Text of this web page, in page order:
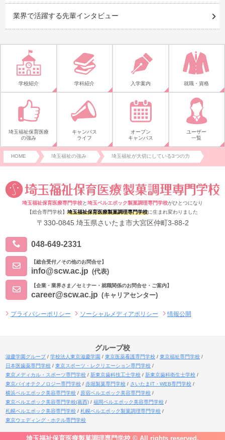
業界で活躍する先輩インタビュー
学校紹介 学科紹介 入学案内 就職・資格
埼玉福祉保育医療
の強み
キャンパス
ライフ
オープン
キャンパス
ユーザー
一覧
HOME 埼玉福祉の強み 埼玉福祉が大切にしている3つの力
埼玉福祉保育医療専門学校と埼玉ベルエポック製菓調理専門学校がひとつになり
【総合専門学校】 埼玉福祉保育医療製菓調理専門学校に生まれ変わりました
〒330-0845 埼玉県さいたま市大宮区仲町3-88-2
048-649-2331
【総合受付／その他のお問合せ】
info@scw.ac.jp (代表)
【企業・業界さま／セミナー・就職関係のお問合せ・ご案内】
career@scw.ac.jp (キャリアセンター)
プライバシーポリシー ソーシャルメディアポリシー 情報公開
グループ校
滋慶学園グループ 学校法人東京滋慶学園 東京医薬看護専門学校
東京福祉専門学校
日本医歯薬専門学校
東京スポーツ・レクリエーション専門学校
東京メディカル・スポーツ専門学校
新東京歯科技工士学校
新東京歯科衛生士学校
東京バイオテクノロジー専門学校
赤堀製菓専門学校
さいたまIT・WEB専門学校
横浜ベルエポック美容専門学校
原宿ベルエポック美容専門学校
東京ベルエポック美容専門学校(葛西)
福岡ベルエポック美容専門学校
札幌ベルエポック美容専門学校
札幌ベルエポック製菓調理専門学校
東京ウェディング・ホテル専門学校
埼玉福祉保育医療製菓調理専門学校 © All rights reserved.